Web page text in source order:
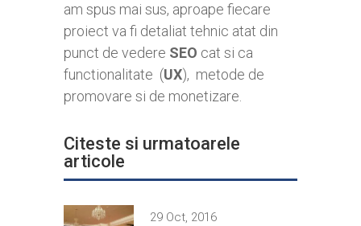
am spus mai sus, aproape fiecare
proiect va fi detaliat tehnic atat din
punct de vedere SEO cat si ca
functionalitate (UX), metode de
promovare si de monetizare.
Citeste si urmatoarele
articole
29 Oct, 2016